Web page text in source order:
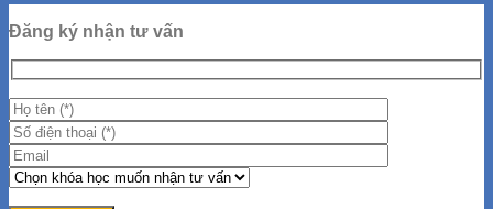
Đăng ký nhận tư vấn